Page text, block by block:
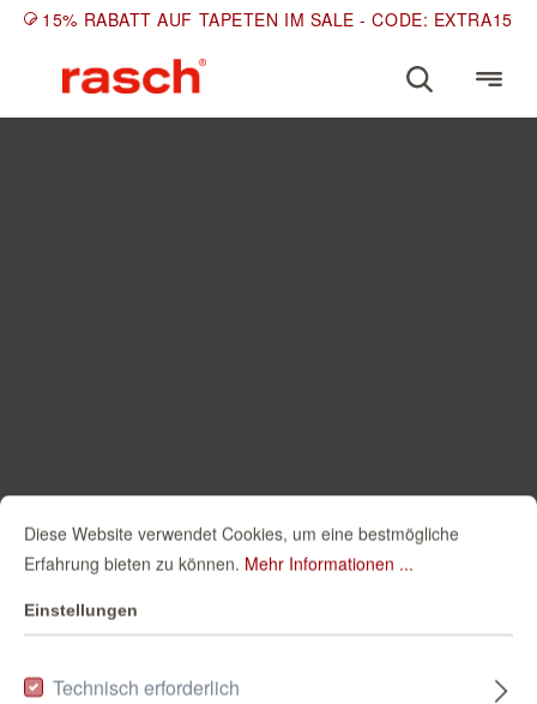
15% RABATT AUF TAPETEN IM SALE - CODE: EXTRA15
Diese Website verwendet Cookies, um eine bestmögliche
Erfahrung bieten zu können. Mehr Informationen ...
Einstellungen
Technisch erforderlich